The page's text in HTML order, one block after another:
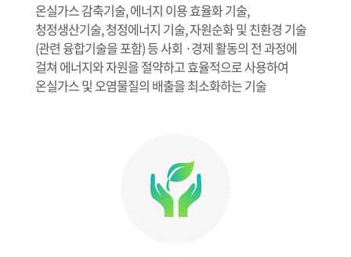
온실가스 감축기술, 에너지 이용 효율화 기술,
청정생산기술, 청정에너지 기술, 자원순화 및 친환경 기술
(관련 융합기술을 포함) 등 사회 ·경제 활동의 전 과정에
걸쳐 에너지와 자원을 절약하고 효율적으로 사용하여
온실가스 및 오염물질의 배출을 최소화하는 기술